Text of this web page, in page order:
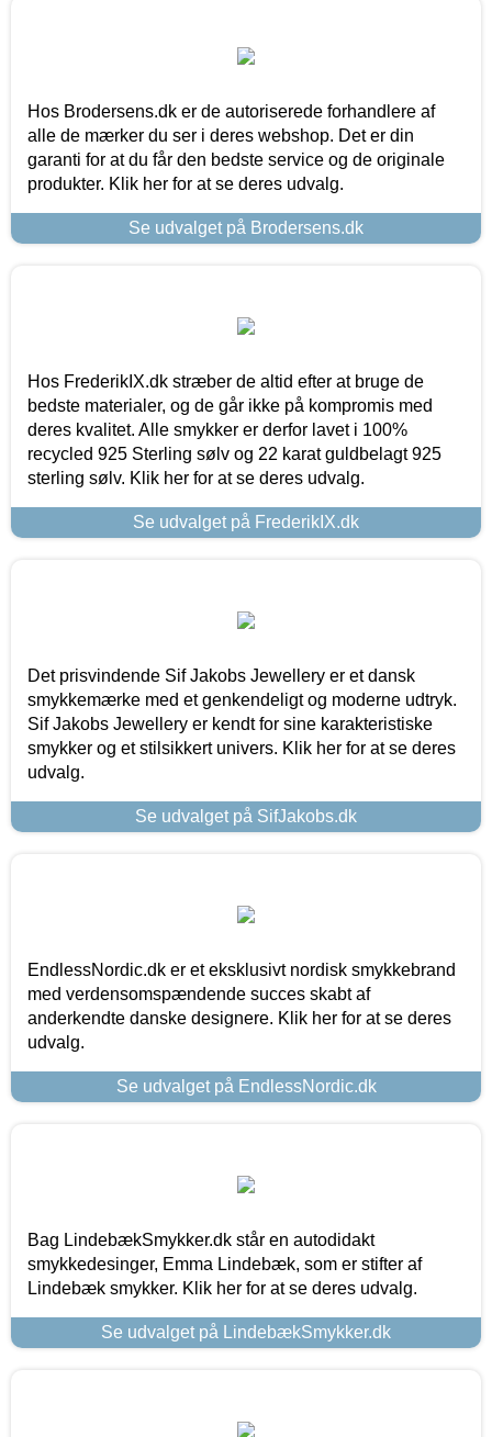
Hos Brodersens.dk er de autoriserede forhandlere af
alle de mærker du ser i deres webshop. Det er din
garanti for at du får den bedste service og de originale
produkter. Klik her for at se deres udvalg.
Se udvalget på Brodersens.dk
Hos FrederikIX.dk stræber de altid efter at bruge de
bedste materialer, og de går ikke på kompromis med
deres kvalitet. Alle smykker er derfor lavet i 100%
recycled 925 Sterling sølv og 22 karat guldbelagt 925
sterling sølv. Klik her for at se deres udvalg.
Se udvalget på FrederikIX.dk
Det prisvindende Sif Jakobs Jewellery er et dansk
smykkemærke med et genkendeligt og moderne udtryk.
Sif Jakobs Jewellery er kendt for sine karakteristiske
smykker og et stilsikkert univers. Klik her for at se deres
udvalg.
Se udvalget på SifJakobs.dk
EndlessNordic.dk er et eksklusivt nordisk smykkebrand
med verdensomspændende succes skabt af
anderkendte danske designere. Klik her for at se deres
udvalg.
Se udvalget på EndlessNordic.dk
Bag LindebækSmykker.dk står en autodidakt
smykkedesinger, Emma Lindebæk, som er stifter af
Lindebæk smykker. Klik her for at se deres udvalg.
Se udvalget på LindebækSmykker.dk